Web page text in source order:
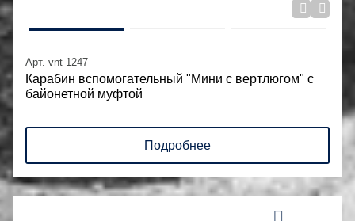
Арт. vnt 1247
Карабин вспомогательный "Мини с вертлюгом" с
байонетной муфтой
Подробнее